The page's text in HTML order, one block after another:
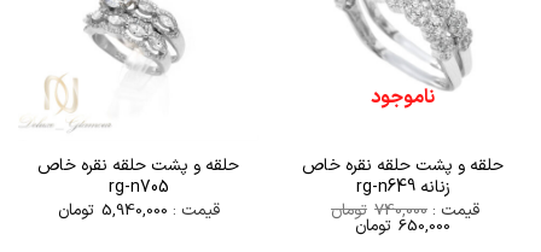
ناموجود
حلقه و پشت حلقه نقره خاص
زنانه rg-n649
قیمت : 740,000 تومان
650,000 تومان
حلقه و پشت حلقه نقره خاص
rg-n705
قیمت : 5,940,000 تومان